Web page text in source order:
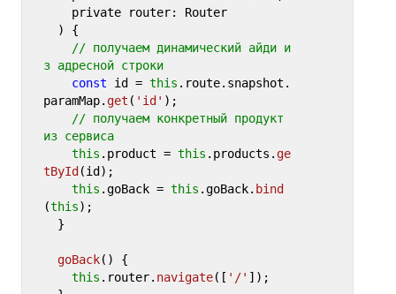
) {
// получаем динамический айди и
з адресной строки
const id = this . route. snapshot .
paramMap. get ( 'id' );
// получаем конкретный продукт
из сервиса
this . product = this . products . ge
tById (id);
this .goBack = this .goBack. bind
(this);
goBack( ) {
this . router. navigate([ '/' ]);